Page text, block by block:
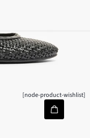
[node-product-wishlist]